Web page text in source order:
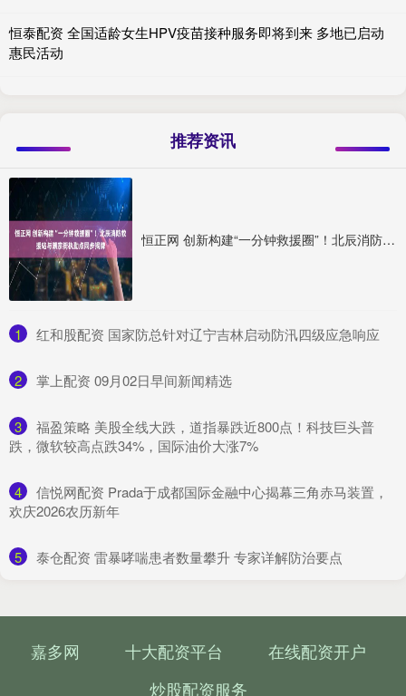
恒泰配资 全国适龄女生HPV疫苗接种服务即将到来 多地已启动
惠民活动
推荐资讯
恒正网 创新构建“一分钟救援圈”！北辰消防救援站与潮宗街执勤点同步揭牌
1 ​红和股配资 国家防总针对辽宁吉林启动防汛四级应急响应
2 ​掌上配资 09月02日早间新闻精选
3
​福盈策略 美股全线大跌，道指暴跌近800点！科技巨头普
跌，微软较高点跌34%，国际油价大涨7%
4
​信悦网配资 Prada于成都国际金融中心揭幕三角赤马装置，
欢庆2026农历新年
5 ​泰仓配资 雷暴哮喘患者数量攀升 专家详解防治要点
嘉多网 十大配资平台
在线配资开户
炒股配资服务